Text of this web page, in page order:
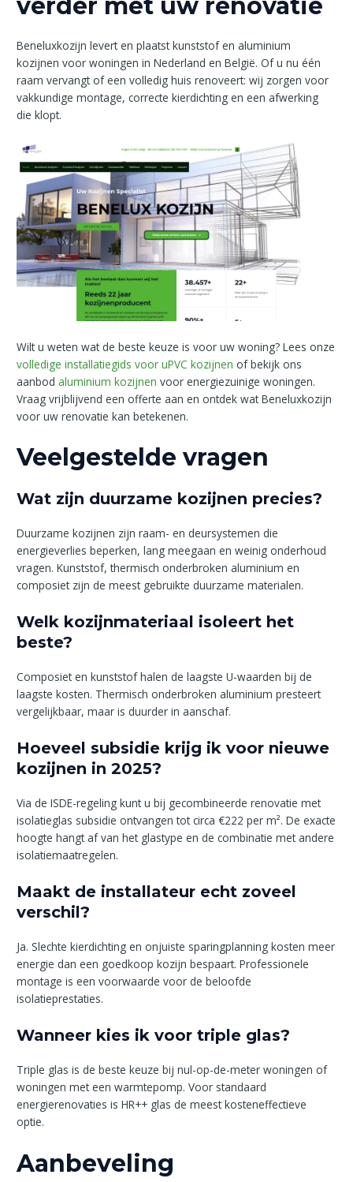
Beneluxkozijn levert en plaatst kunststof en aluminium
kozijnen voor woningen in Nederland en België. Of u nu één
raam vervangt of een volledig huis renoveert: wij zorgen voor
vakkundige montage, correcte kierdichting en een afwerking
die klopt.
Wilt u weten wat de beste keuze is voor uw woning? Lees onze
volledige installatiegids voor uPVC kozijnen of bekijk ons
aanbod aluminium kozijnen voor energiezuinige woningen.
Vraag vrijblijvend een offerte aan en ontdek wat Beneluxkozijn
voor uw renovatie kan betekenen.
Veelgestelde vragen
Wat zijn duurzame kozijnen precies?
Duurzame kozijnen zijn raam- en deursystemen die
energieverlies beperken, lang meegaan en weinig onderhoud
vragen. Kunststof, thermisch onderbroken aluminium en
composiet zijn de meest gebruikte duurzame materialen.
Welk kozijnmateriaal isoleert het
beste?
Composiet en kunststof halen de laagste U-waarden bij de
laagste kosten. Thermisch onderbroken aluminium presteert
vergelijkbaar, maar is duurder in aanschaf.
Hoeveel subsidie krijg ik voor nieuwe
kozijnen in 2025?
Via de ISDE-regeling kunt u bij gecombineerde renovatie met
isolatieglas subsidie ontvangen tot circa €222 per m². De exacte
hoogte hangt af van het glastype en de combinatie met andere
isolatiemaatregelen.
Maakt de installateur echt zoveel
verschil?
Ja. Slechte kierdichting en onjuiste sparingplanning kosten meer
energie dan een goedkoop kozijn bespaart. Professionele
montage is een voorwaarde voor de beloofde
isolatieprestaties.
Wanneer kies ik voor triple glas?
Triple glas is de beste keuze bij nul-op-de-meter woningen of
woningen met een warmtepomp. Voor standaard
energierenovaties is HR++ glas de meest kosteneffectieve
optie.
Aanbeveling